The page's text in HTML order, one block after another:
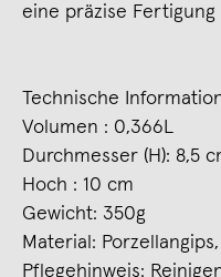
eine präzise Fertigung
Technische
Volumen : 0,366L
Durchmesser (H): 8,5
Hoch : 10 cm
Gewicht: 350g
Material:
Pflegehinweis: